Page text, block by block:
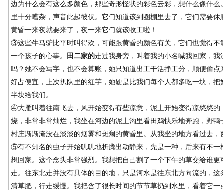
边为什么会有这么多颜色，那些奇形怪状的彩色云彩，想什么像什
里十分嘈杂，声音此起彼伏。它们知道该到圈棚里去了，它们需要
黄昏一来夜就要来了，夜一来它们就该收工啦！
③这些牛马驴比平时叫得欢，可能跟黄昏的颜色有关，它们也觉得
一个孩子的心事。
田二家的走过我身旁，叫着我的小名喊我回家，
吗？她不会写字，也不会算账，她只知道出工干活挣工分，顺便偷
好占便宜，上次扒队里的红芋，她硬是比我们每个人都多吃一块，
半块给我们。
④大雁叫着往南飞去，风开始变得有些凉意，泥土开始变得凉悠悠
烧，非常非常灿烂，我坐在河边的泥土沟里看田鸡快乐地奔跑，野鸭
村庄渐渐淹没在淡淡的烟雾和斑斓的黄昏里。从我坐的地方看过去
⑤有不知名的虫子开始叽叽地折腾出动静来，先是一种，后来有不
想回家。这个念头非常强烈。我想把自己割了一个下午的草交给谁
走。往东北走并没有具体的目的地，只是河水是往东北方向流的，
清草肥，行走缓慢。我把含了很长时间的节节草扔到水里，看着它